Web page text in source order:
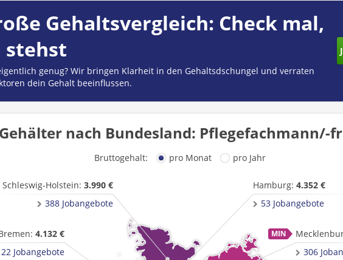
Gehaltsvergleich: Check mal,
stehst
genug? Wir bringen Klarheit in den Gehaltsdschungel und verraten
dein Gehalt beeinflussen.
Gehälter nach Bundesland: Pflegefachmann/-
Bruttogehalt: pro Monat pro Jahr
4.132 €
22 Jobangebote
Hamburg: 4.352 €
53 Jobangebote
306
Schleswig-Holstein: 3.990 €
388 Jobangebote